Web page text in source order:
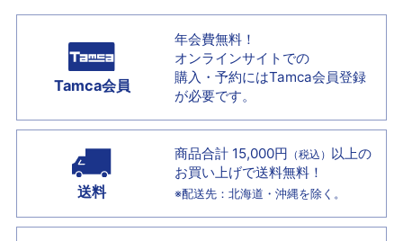
Tamca会員
年会費無料！
オンラインサイトでの
購入・予約にはTamca会員登録
が必要です。
送料
商品合計 15,000円 （税込） 以上の
お買い上げで送料無料！
※配送先：北海道・沖縄を除く。